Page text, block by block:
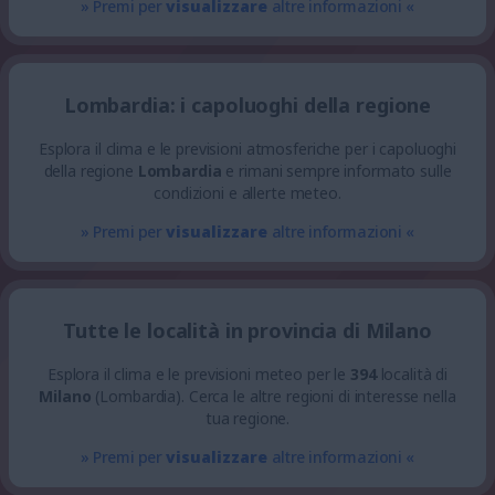
» Premi pervisualizzare altre informazioni «
Lombardia: i capoluoghi della regione
Esplora il clima e le previsioni atmosferiche per i capoluoghi
della regione Lombardia e rimani sempre informato sulle
condizioni e allerte meteo.
» Premi pervisualizzare altre informazioni «
Tutte le località in provincia di Milano
Esplora il clima e le previsioni meteo per le 394località di
Milano (Lombardia). Cerca le altre regioni di interesse nella
tua regione.
» Premi pervisualizzare altre informazioni «